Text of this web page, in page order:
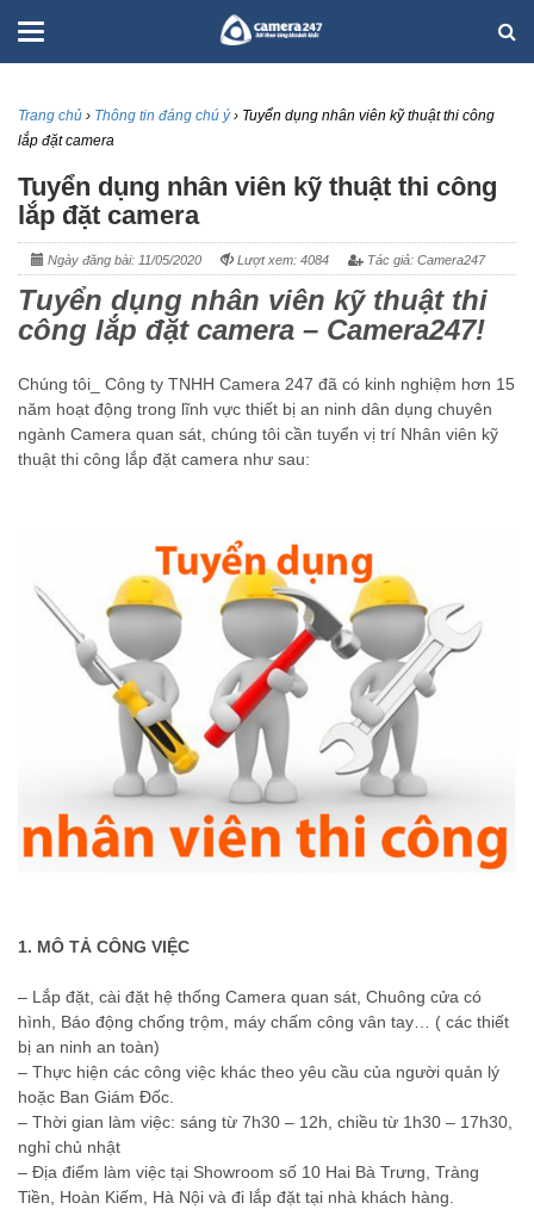
Trang chủ › Thông tin đáng chú ý › Tuyển dụng nhân viên kỹ thuật thi công
lắp đặt camera
Tuyển dụng nhân viên kỹ thuật thi công
lắp đặt camera
Ngày đăng bài: 11/05/2020 Lượt xem: 4084 Tác giả: Camera247
Tuyển dụng nhân viên kỹ thuật thi
công lắp đặt camera – Camera247!
Chúng tôi_ Công ty TNHH Camera 247 đã có kinh nghiệm hơn 15
năm hoạt động trong lĩnh vực thiết bị an ninh dân dụng chuyên
ngành Camera quan sát, chúng tôi cần tuyển vị trí Nhân viên kỹ
thuật thi công lắp đặt camera như sau:
1. MÔ TẢ CÔNG VIỆC
– Lắp đặt, cài đặt hệ thống Camera quan sát, Chuông cửa có
hình, Báo động chống trộm, máy chấm công vân tay… ( các thiết
bị an ninh an toàn)
– Thực hiện các công việc khác theo yêu cầu của người quản lý
hoặc Ban Giám Đốc.
– Thời gian làm việc: sáng từ 7h30 – 12h, chiều từ 1h30 – 17h30,
nghỉ chủ nhật
– Địa điểm làm việc tại Showroom số 10 Hai Bà Trưng, Tràng
Tiền, Hoàn Kiếm, Hà Nội và đi lắp đặt tại nhà khách hàng.